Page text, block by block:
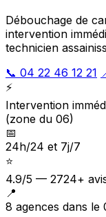
Débouchage de
intervention
technicien
📞 04 22 46 12 21
⚡
Intervention
(zone du 06)
📅
24h/24 et 7j/7
⭐
4.9/5 — 2724+
📍
8 agences dans le